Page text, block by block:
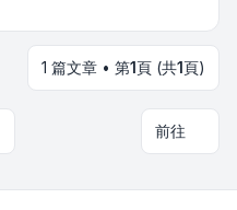
1 篇文章 • 第1頁 (共1頁)
前往